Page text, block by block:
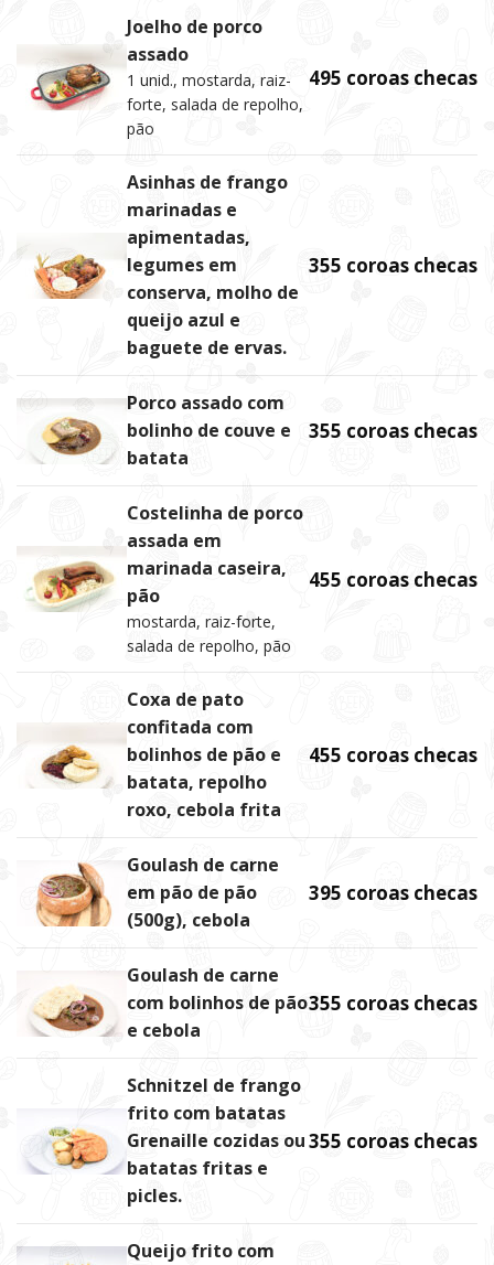
Joelho de porco
assado
1 unid., mostarda, raiz-
forte, salada de repolho,
pão
495 coroas checas
Asinhas de frango
marinadas e
apimentadas,
legumes em
conserva, molho de
queijo azul e
baguete de ervas.
355 coroas checas
Porco assado com
bolinho de couve e
batata
355 coroas checas
Costelinha de porco
assada em
marinada caseira,
pão
mostarda, raiz-forte,
salada de repolho, pão
455 coroas checas
Coxa de pato
confitada com
bolinhos de pão e
batata, repolho
roxo, cebola frita
455 coroas checas
Goulash de carne
em pão de pão
(500g), cebola
395 coroas checas
Goulash de carne
com bolinhos de pão
e cebola
355 coroas checas
Schnitzel de frango
frito com batatas
Grenaille cozidas ou
batatas fritas e
picles.
355 coroas checas
Queijo frito com